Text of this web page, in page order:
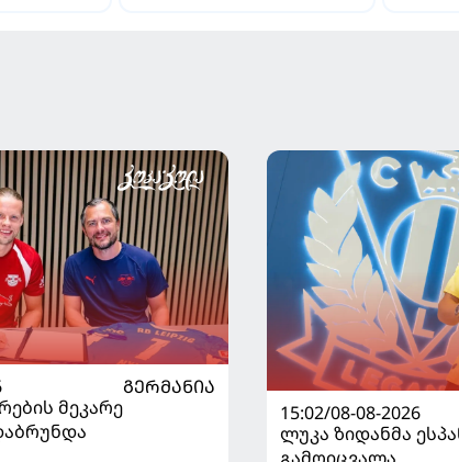
ᲒᲔᲠᲛᲐᲜᲘᲐ
მეკარე
15:02/08-08-2026
ლუკა ზიდანმა